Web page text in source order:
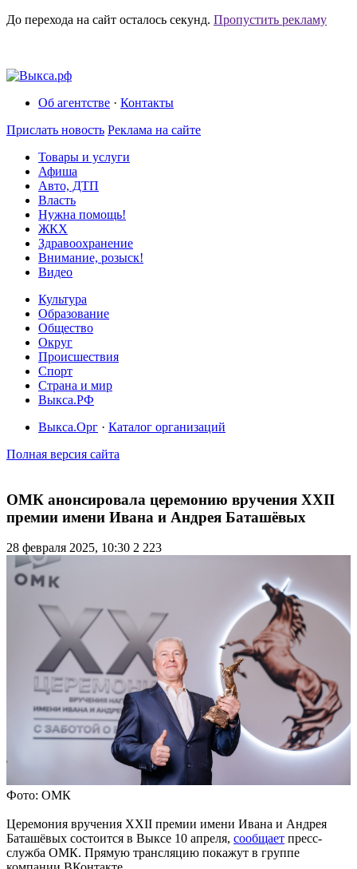
До перехода на сайт осталось секунд. Пропустить рекламу
Об агентстве · Контакты
Прислать новость Реклама на сайте
Товары и услуги
Афиша
Авто, ДТП
Власть
Нужна помощь!
ЖКХ
Здравоохранение
Внимание, розыск!
Видео
Культура
Образование
Общество
Округ
Происшествия
Спорт
Страна и мир
Выкса.РФ
Выкса.Орг · Каталог организаций
Полная версия сайта
ОМК анонсировала церемонию вручения XXII
премии имени Ивана и Андрея Баташёвых
28 февраля 2025, 10:30 2 223
Фото: ОМК
Церемония вручения XXII премии имени Ивана и Андрея
Баташёвых состоится в Выксе 10 апреля, сообщает пресс-
служба ОМК. Прямую трансляцию покажут в группе